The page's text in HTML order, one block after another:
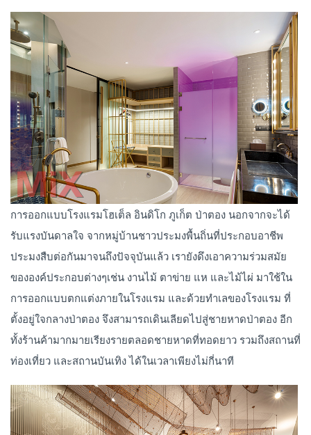
การออกแบบโรงแรมโฮเต็ล อินดิโก ภูเก็ต ป่าตอง นอกจากจะได้
รับแรงบันดาลใจ จากหมู่บ้านชาวประมงพื้นถิ่นที่ประกอบอาชีพ
ประมงสืบต่อกันมาจนถึงปัจจุบันแล้ว เรายังดึงเอาความร่วมสมัย
ขององค์ประกอบต่างๆเช่น งานไม้ ตาข่าย แห และไม้ไผ่ มาใช้ใน
การออกแบบตกแต่งภายในโรงแรม และด้วยทำเลของโรงแรม ที่
ตั้งอยู่ใจกลางป่าตอง จึงสามารถเดินเลียดไปสู่ชายหาดป่าตอง อีก
ทั้งร้านค้ามากมายเรียงรายตลอดชายหาดที่ทอดยาว รวมถึงสถานที่
ท่องเที่ยว และสถานบันเทิง ได้ในเวลาเพียงไม่กี่นาที